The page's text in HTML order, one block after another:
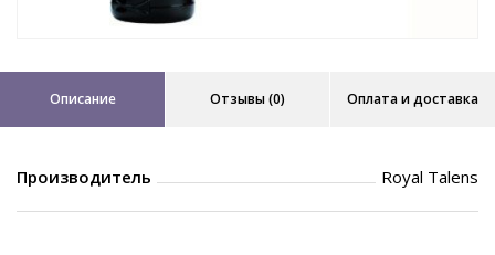
Описание Отзывы (0) Оплата и доставка
Производитель Royal Talens